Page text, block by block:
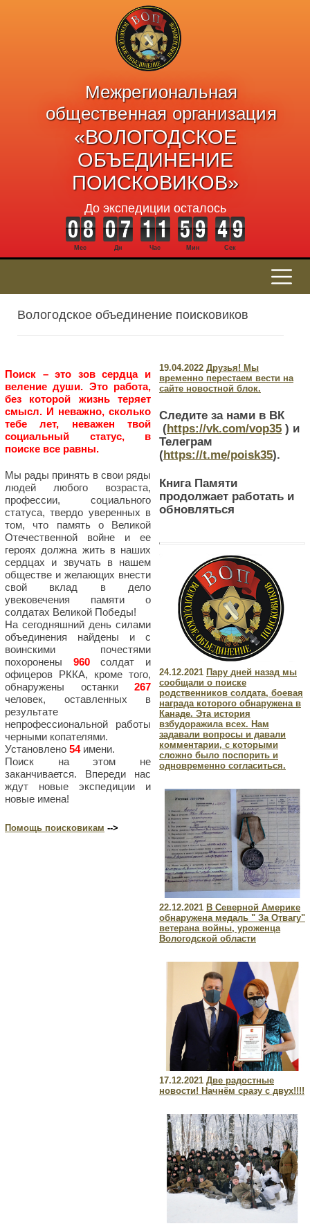
Межрегиональная
общественная организация
«ВОЛОГОДСКОЕ
ОБЪЕДИНЕНИЕ
ПОИСКОВИКОВ»
До экспедиции осталось
Мес Дн Час Мин Сек
Вологодское объединение поисковиков
Поиск – это зов сердца и
веление души. Это работа,
без которой жизнь теряет
смысл. И неважно, сколько
тебе лет, неважен твой
социальный статус, в
поиске все равны.
Мы рады принять в свои ряды
людей любого возраста,
профессии, социального
статуса, твердо уверенных в
том, что память о Великой
Отечественной войне и ее
героях должна жить в наших
сердцах и звучать в нашем
обществе и желающих внести
свой вклад в дело
увековечения памяти о
солдатах Великой Победы!
На сегодняшний день силами
объединения найдены и с
воинскими почестями
похоронены 960солдат и
офицеров РККА, кроме того,
обнаружены останки 267
человек, оставленных в
результате
непрофессиональной работы
черными копателями.
Установлено 54имени.
Поиск на этом не
заканчивается. Впереди нас
ждут новые экспедиции и
новые имена!
Помощь поисковикам -->
19.04.2022 Друзья! Мы
временно перестаем вести на
сайте новостной блок.
Следите за нами в ВК
(https://vk.com/vop35 ) и
Телеграм
(https://t.me/poisk35).
Книга Памяти
продолжает работать и
обновляться
24.12.2021 Пару дней назад мы
сообщали о поиске
родственников солдата, боевая
награда которого обнаружена в
Канаде. Эта история
взбудоражила всех. Нам
задавали вопросы и давали
комментарии, с которыми
сложно было поспорить и
одновременно согласиться.
22.12.2021 В Северной Америке
обнаружена медаль " За Отвагу"
ветерана войны, уроженца
Вологодской области
17.12.2021 Две радостные
новости! Начнём сразу с двух!!!!